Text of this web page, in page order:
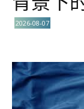
2026-08-07